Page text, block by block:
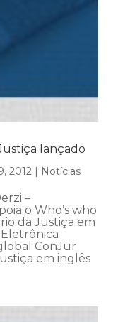
lançado
2012| Notícias
–
o Who’s who
da Justiça em
ConJur
em inglês